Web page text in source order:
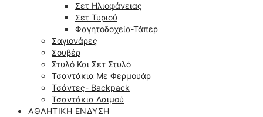
Σετ Ηλιοφάνειας
Σετ Τυριού
Φαγητοδοχεία-Τάπερ
Σαγιονάρες
Σουβέρ
Στυλό Και Σετ Στυλό
Τσαντάκια Με Φερμουάρ
Τσάντες- Backpack
Τσαντάκια Λαιμού
ΑΘΛΗΤΙΚΉ ΈΝΔΥΣΗ